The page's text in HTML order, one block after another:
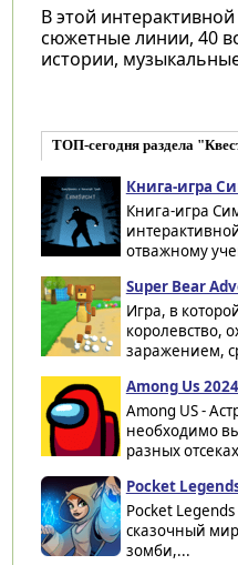
В этой
сюжетные линии, 40
истории,
ТОП-сегодня раздела
Книга-игра
Книга-игра
отважному
Super Bear
Игра, в
королевство,
заражением,
Among Us
Among US -
необходимо
разных
Pocket
Pocket Legends
сказочный
зомби,...